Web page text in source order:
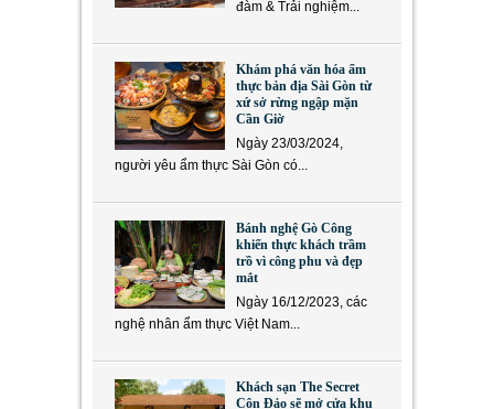
đàm & Trải nghiệm...
Khám phá văn hóa ẩm
thực bản địa Sài Gòn từ
xứ sở rừng ngập mặn
Cần Giờ
Ngày 23/03/2024,
người yêu ẩm thực Sài Gòn có...
Bánh nghệ Gò Công
khiến thực khách trầm
trồ vì công phu và đẹp
mắt
Ngày 16/12/2023, các
nghệ nhân ẩm thực Việt Nam...
Khách sạn The Secret
Côn Đảo sẽ mở cửa khu